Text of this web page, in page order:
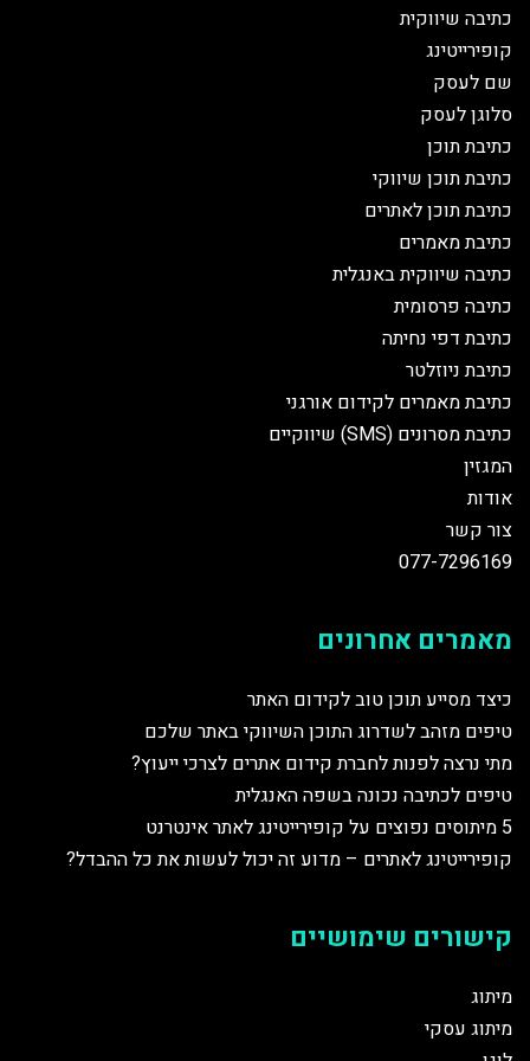
כתיבה שיווקית
קופירייטינג
שם לעסק
סלוגן לעסק
כתיבת תוכן
כתיבת תוכן שיווקי
כתיבת תוכן לאתרים
כתיבת מאמרים
כתיבה שיווקית באנגלית
כתיבה פרסומית
כתיבת דפי נחיתה
כתיבת ניוזלטר
כתיבת מאמרים לקידום אורגני
כתיבת מסרונים (SMS) שיווקיים
המגזין
אודות
צור קשר
077-7296169
מאמרים אחרונים
כיצד מסייע תוכן טוב לקידום האתר
טיפים מזהב לשדרוג התוכן השיווקי באתר שלכם
מתי נרצה לפנות לחברת קידום אתרים לצרכי ייעוץ?
טיפים לכתיבה נכונה בשפה האנגלית
5 מיתוסים נפוצים על קופירייטינג לאתר אינטרנט
קופירייטינג לאתרים – מדוע זה יכול לעשות את כל ההבדל?
קישורים שימושיים
מיתוג
מיתוג עסקי